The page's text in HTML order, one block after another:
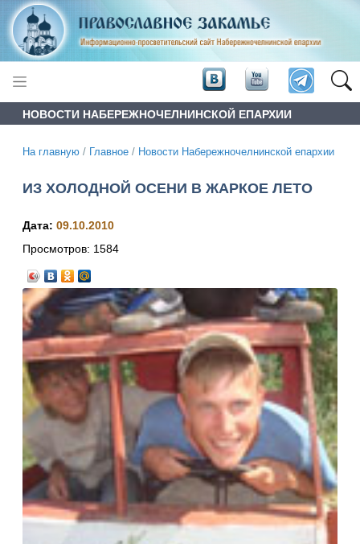
НОВОСТИ НАБЕРЕЖНОЧЕЛНИНСКОЙ ЕПАРХИИ
На главную / Главное / Новости Набережночелнинской епархии
ИЗ ХОЛОДНОЙ ОСЕНИ В ЖАРКОЕ ЛЕТО
Дата: 09.10.2010
Просмотров: 1584